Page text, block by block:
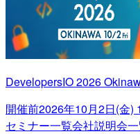
DevelopersIO 2026
開催前2026年10月2日(金)
セミナー一覧会社説明会